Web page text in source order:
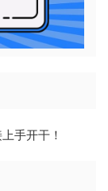
手开干！